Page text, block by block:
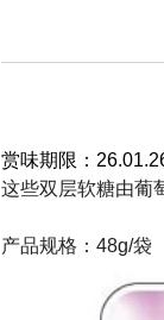
赏味期限：
这些双层软糖由葡
产品规格：48g/袋